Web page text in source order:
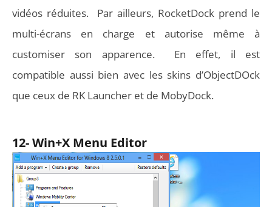
vidéos réduites. Par ailleurs, RocketDock prend le
multi-écrans en charge et autorise même à
customiser son apparence. En effet, il est
compatible aussi bien avec les skins d’ObjectDOck
que ceux de RK Launcher et de MobyDock.
12- Win+X Menu Editor